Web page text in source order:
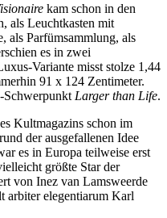
kam schon in den
als Leuchtkasten mit
als Parfümsammlung, als
es in zwei
Variante misst stolze 1,44
91 x 124 Zentimeter.
Schwerpunkt Larger than Life.
Kultmagazins schon im
der ausgefallenen Idee
es in Europa teilweise erst
größte Star der
von Inez van Lamsweerde
arbiter elegentiarum Karl